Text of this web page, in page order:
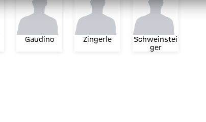
Gaudino Zingerle
Schweinstei
ger